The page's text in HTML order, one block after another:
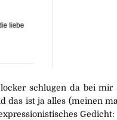
schlugen da bei mir
das ist ja alles (meinen
Gedicht: